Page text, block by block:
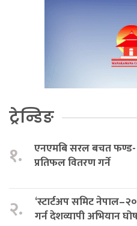
ट्रेन्डिङ
१.
एनएमबि सरल बचत
प्रतिफल वितरण गर्ने
२.
‘स्टार्टअप समिट
गर्न देशव्यापी अभियान